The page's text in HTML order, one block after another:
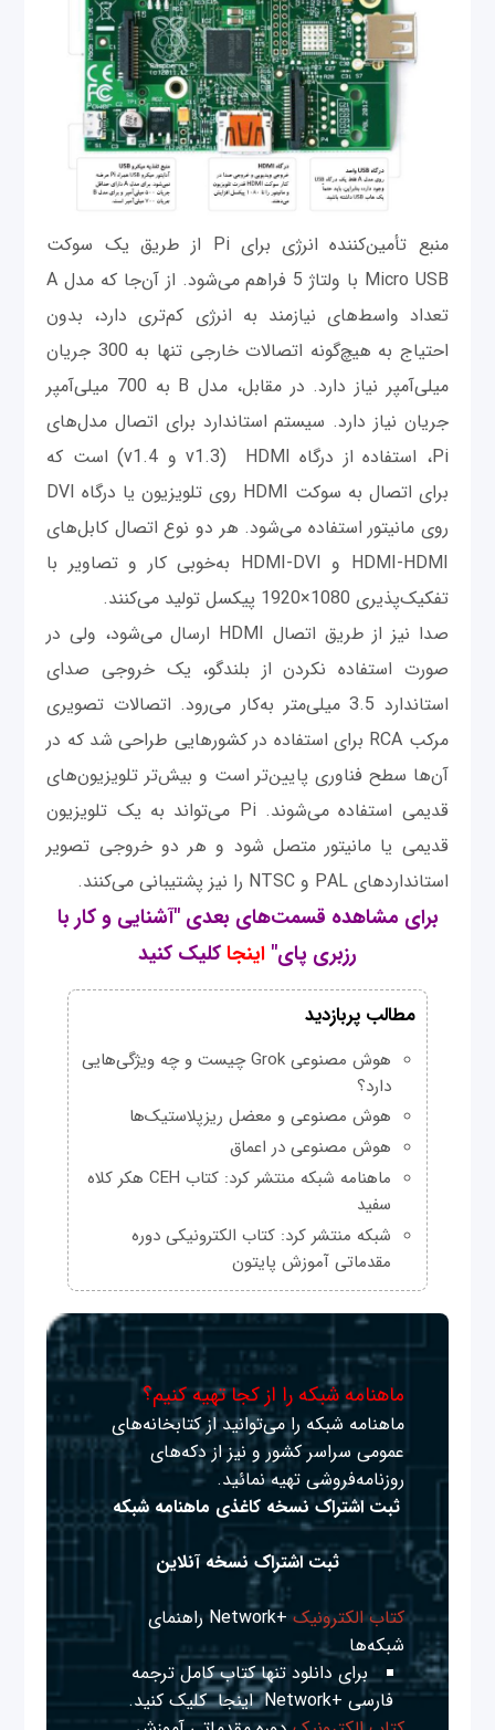
منبع تأمین‌کننده انرژی برای Pi از طریق یک سوکت
Micro USB با ولتاژ 5 فراهم می‌شود. از آن‌جا که مدل A
تعداد واسط‌های نیازمند به انرژی کم‌تری دارد، بدون
احتیاج به هیچ‌گونه اتصالات خارجی تنها به 300 جریان
میلی‌آمپر نیاز دارد. در مقابل، مدل B به 700 میلی‌آمپر
جریان نیاز دارد. سیستم استاندارد برای اتصال مدل‌های
Pi، استفاده از درگاه HDMI
(v1.3 و v1.4) است که
برای اتصال به سوکت HDMI روی تلویزیون یا درگاه DVI
روی مانیتور استفاده می‌شود. هر دو نوع اتصال کابل‌های
HDMI-HDMI و HDMI-DVI به‌خوبی کار و تصاویر با
تفکیک‌پذیری 1080×1920 پیکسل تولید می‌کنند.
صدا نیز از طریق اتصال HDMI ارسال می‌شود، ولی در
صورت استفاده نکردن از بلندگو، یک خروجی صدای
استاندارد 3.5 میلی‌متر به‌کار می‌رود. اتصالات تصویری
مرکب RCA برای استفاده در کشورهایی طراحی شد که در
آن‌ها سطح فناوری پایین‌تر است و بیش‌تر تلویزیون‌های
قدیمی استفاده می‌شوند. Pi می‌تواند به یک تلویزیون
قدیمی یا مانیتور متصل شود و هر دو خروجی تصویر
استانداردهای PAL و NTSC را نیز پشتیبانی می‌کنند.
برای مشاهده قسمت‌های بعدی "آشنایی و کار با
رزبری پای" اینجاکلیک کنید
مطالب پربازدید
هوش مصنوعی Grok چیست و چه ویژگی‌هایی
دارد؟
هوش مصنوعی و معضل ریزپلاستیک‌ها
هوش مصنوعی در اعماق
ماهنامه شبکه منتشر کرد: کتاب CEH هکر کلاه
سفید
شبکه منتشر کرد: کتاب الکترونیکی دوره
مقدماتی آموزش پایتون
ماهنامه شبکه را از کجا تهیه کنیم؟
ماهنامه شبکه را می‌توانید از کتابخانه‌های
عمومی سراسر کشور و نیز از دکه‌های
روزنامه‌فروشی تهیه نمائید.
ثبت اشتراک نسخه کاغذی ماهنامه شبکه
ثبت اشتراک نسخه آنلاین
کتاب الکترونیک
+Network راهنمای
شبکه‌ها
برای دانلود تنها کتاب کامل ترجمه
فارسی +Network
اینجا کلیک کنید.